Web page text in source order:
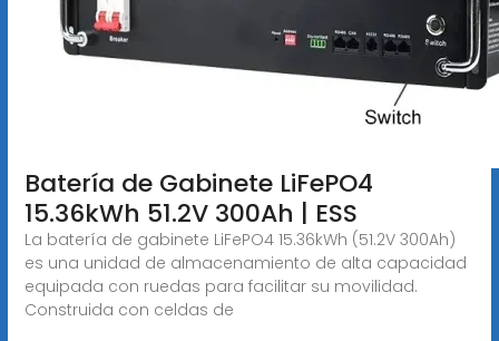
Batería de Gabinete LiFePO4
15.36kWh 51.2V 300Ah | ESS
La batería de gabinete LiFePO4 15.36kWh (51.2V 300Ah)
es una unidad de almacenamiento de alta capacidad
equipada con ruedas para facilitar su movilidad.
Construida con celdas de